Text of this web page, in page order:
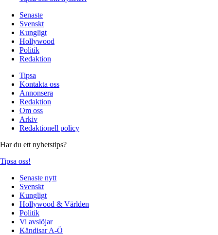
Senaste
Svenskt
Kungligt
Hollywood
Politik
Redaktion
Tipsa
Kontakta oss
Annonsera
Redaktion
Om oss
Arkiv
Redaktionell policy
Har du ett nyhetstips?
Tipsa oss!
Senaste nytt
Svenskt
Kungligt
Hollywood & Världen
Politik
Vi avslöjar
Kändisar A-Ö